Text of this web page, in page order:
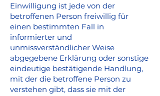
Einwilligung ist jede von der
betroffenen Person freiwillig für
einen bestimmten Fall in
informierter und
unmissverständlicher Weise
abgegebene Erklärung oder sonstige
eindeutige bestätigende Handlung,
mit der die betroffene Person zu
verstehen gibt, dass sie mit der